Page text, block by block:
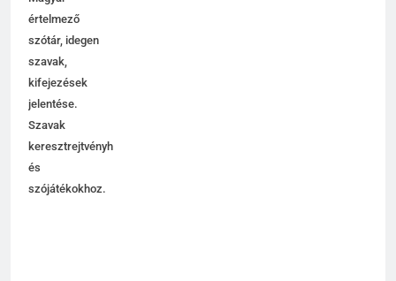
értelmező
szótár, idegen
szavak,
kifejezések
jelentése.
Szavak
keresztrejtvényhez
és
szójátékokhoz.